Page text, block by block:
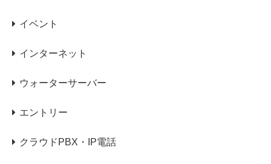
イベント
インターネット
ウォーターサーバー
エントリー
クラウドPBX・IP電話